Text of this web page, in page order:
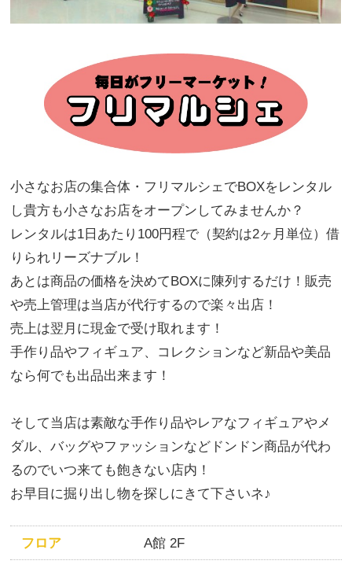
小さなお店の集合体・フリマルシェでBOXをレンタル
し貴方も小さなお店をオープンしてみませんか？
レンタルは1日あたり100円程で（契約は2ヶ月単位）借
りられリーズナブル！
あとは商品の価格を決めてBOXに陳列するだけ！販売
や売上管理は当店が代行するので楽々出店！
売上は翌月に現金で受け取れます！
手作り品やフィギュア、コレクションなど新品や美品
なら何でも出品出来ます！
そして当店は素敵な手作り品やレアなフィギュアやメ
ダル、バッグやファッションなどドンドン商品が代わ
るのでいつ来ても飽きない店内！
お早目に掘り出し物を探しにきて下さいネ♪
フロア A館 2F